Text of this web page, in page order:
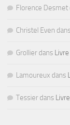
Florence Desmet
Christel Even dans
Grollier dans Livre
Lamoureux dans
Tessier dans